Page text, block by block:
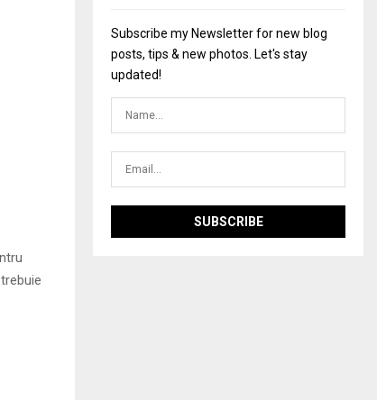
Subscribe my Newsletter for new blog
posts, tips & new photos. Let's stay
updated!